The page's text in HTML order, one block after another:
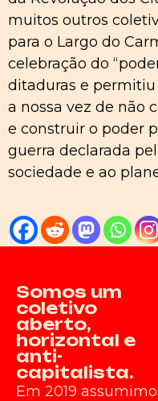
muitos outros
para o Largo do
celebração do
ditaduras e permitiu
a nossa vez de não
e construir o poder
guerra declarada
sociedade e ao
Somos um
coletivo
aberto,
horizontal e
anti-
capitalista.
Em 2019